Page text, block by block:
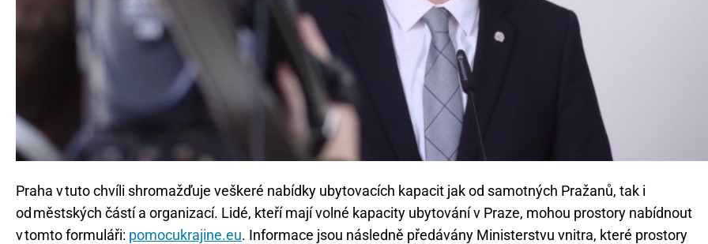
Praha v tuto chvíli shromažďuje veškeré nabídky ubytovacích kapacit jak od samotných Pražanů, tak i
od městských částí a organizací. Lidé, kteří mají volné kapacity ubytování v Praze, mohou prostory nabídnout
v tomto formuláři: pomocukrajine.eu. Informace jsou následně předávány Ministerstvu vnitra, které prostory